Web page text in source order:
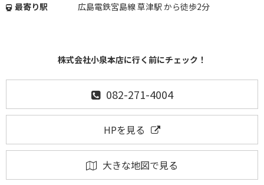
最寄り駅
広島電鉄宮島線 草津駅 から徒歩2分
株式会社小泉本店に行く前にチェック！
082-271-4004
HPを見る
大きな地図で見る